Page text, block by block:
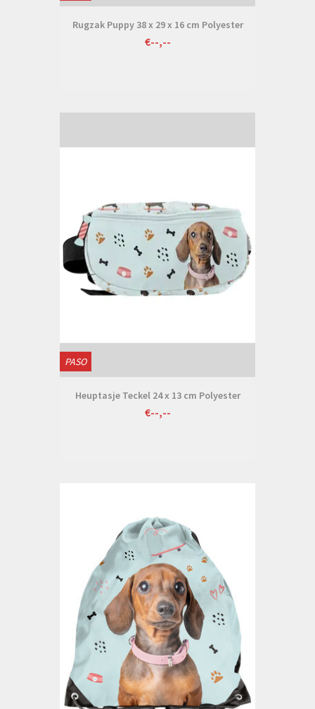
Rugzak Puppy 38 x 29 x 16 cm Polyester
€--,--
PASO
Heuptasje Teckel 24 x 13 cm Polyester
€--,--